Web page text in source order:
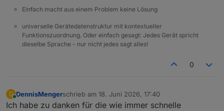
Einfach macht aus einem Problem keine Lösung
universelle Gerätedatenstruktur mit kontextueller
Funktionszuordnung. Oder einfach gesagt: Jedes Gerät spricht
dieselbe Sprache - nur nicht jedes sagt alles!
0
D
Online
DennisMengerschrieb am 18. Juni 2026, 17:40
zuletzt editiert von
Ich habe zu danken für die wie immer schnelle